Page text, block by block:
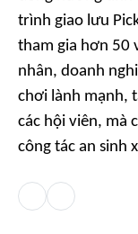
trình giao lưu
tham gia hơn 50
nhân, doanh
chơi lành mạnh,
các hội viên, mà
công tác an sinh